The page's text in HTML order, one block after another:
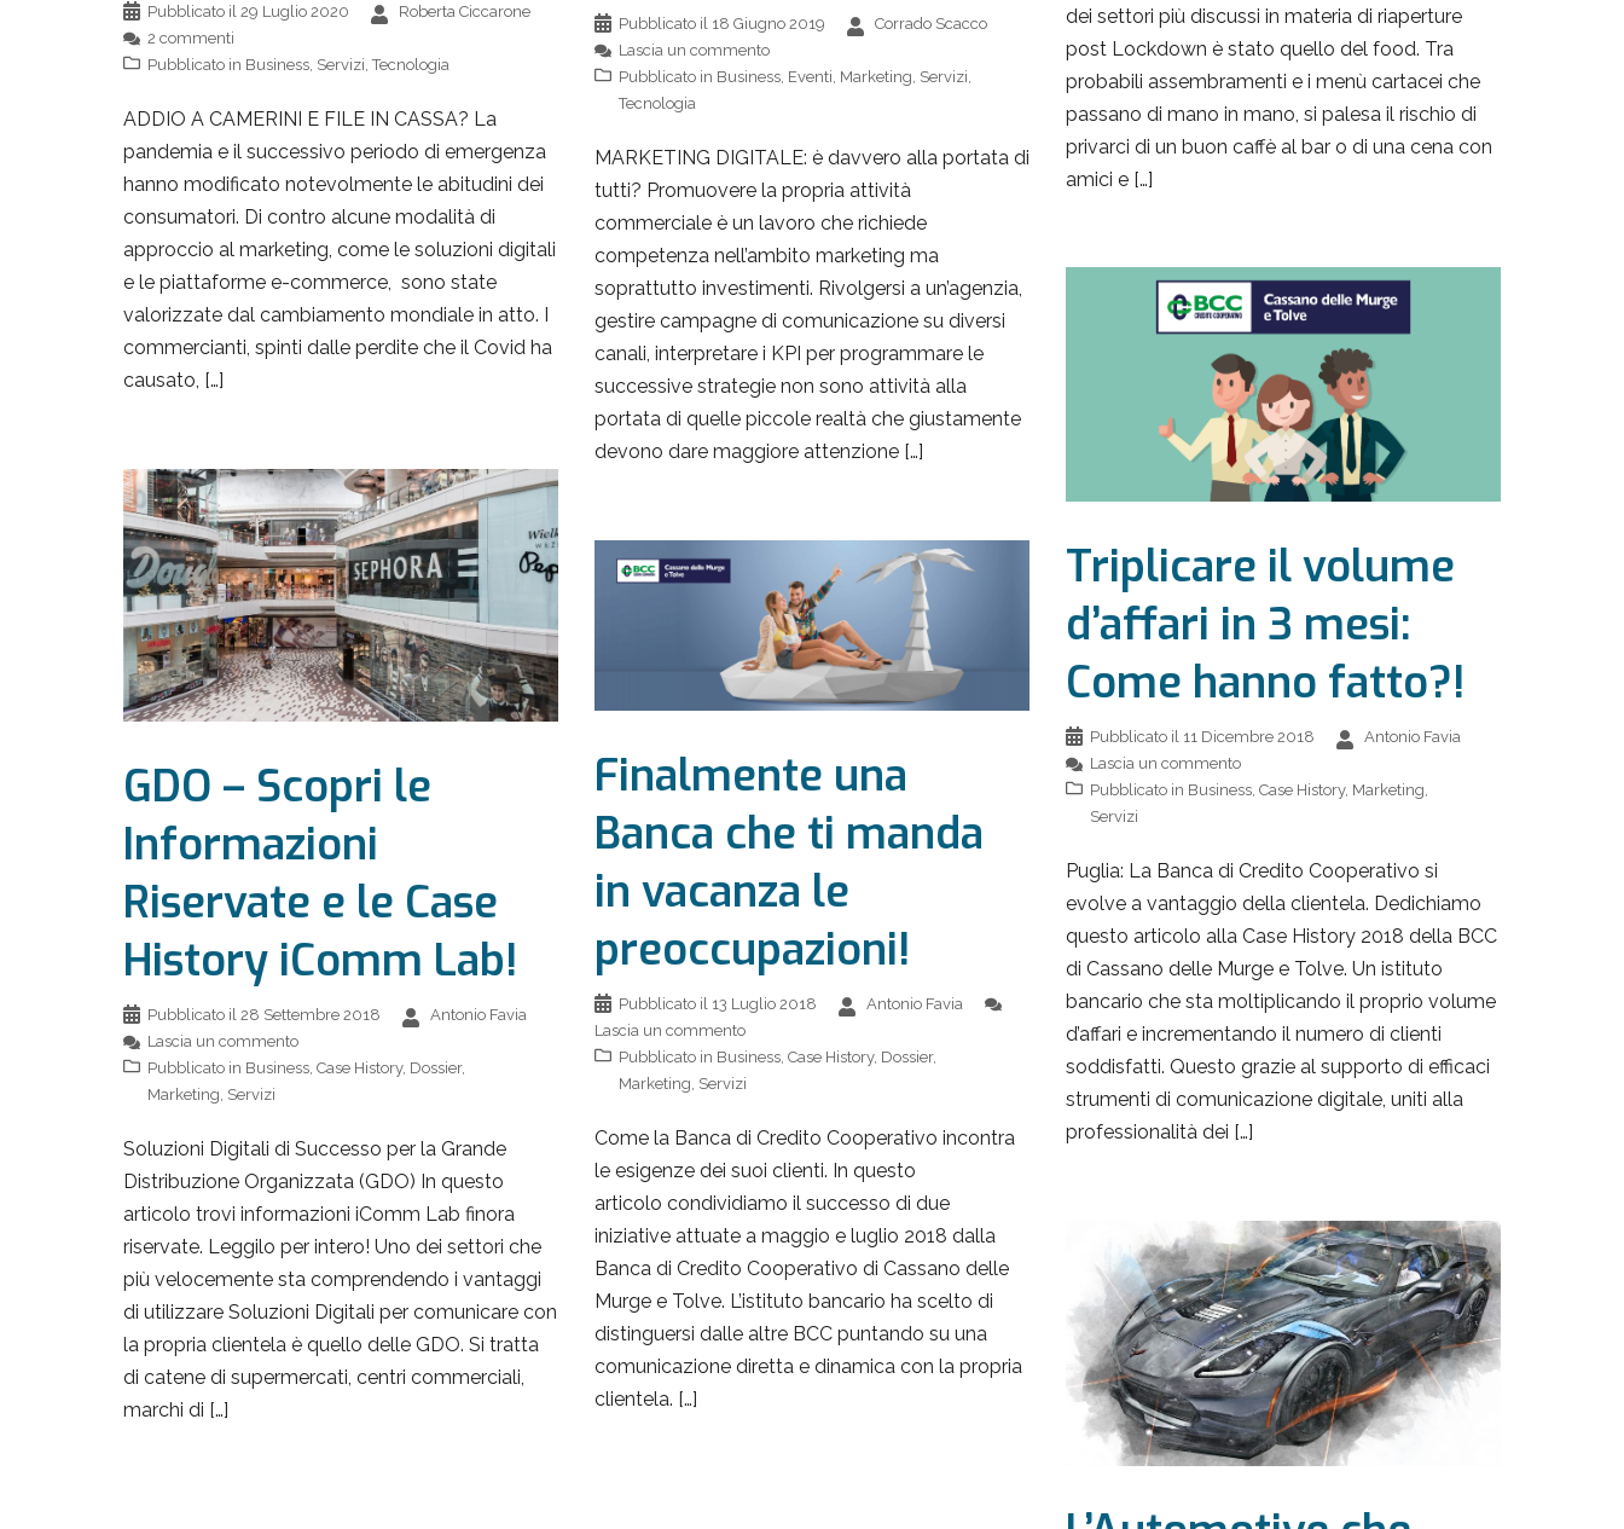
Pubblicato il 29 Luglio 2020
Roberta Ciccarone
2 commenti
Pubblicato in Business Servizi ,Tecnologia
ADDIO A CAMERINI E FILE IN CASSA? La
pandemia e il successivo periodo di emergenza
hanno modificato notevolmente le abitudini dei
consumatori. Di contro alcune modalità di
approccio al marketing, come le soluzioni digitali
e le piattaforme e-commerce, sono state
valorizzate dal cambiamento mondiale in atto. I
commercianti, spinti dalle perdite che il Covid ha
causato, […]
dei settori più discussi in materia di riaperture
post Lockdown è stato quello del food. Tra
probabili assembramenti e i menù cartacei che
passano di mano in mano, si palesa il rischio di
privarci di un buon caffè al bar o di una cena con
amici e […]
Pubblicato il 18 Giugno 2019
Corrado Scacco
Lascia un commento
Pubblicato in Business Eventi Marketing Servizi
Tecnologia
MARKETING DIGITALE: è davvero alla portata di
tutti? Promuovere la propria attività
commerciale è un lavoro che richiede
competenza nell’ambito marketing ma
soprattutto investimenti. Rivolgersi a un’agenzia,
gestire campagne di comunicazione su diversi
canali, interpretare i KPI per programmare le
successive strategie non sono attività alla
portata di quelle piccole realtà che giustamente
devono dare maggiore attenzione […]
Triplicare il volume
d’affari in 3 mesi:
Come hanno fatto?!
Pubblicato il 11 Dicembre 2018
Antonio Favia
Lascia un commento
Pubblicato in Business, Case History, Marketing,
Servizi
Puglia: La Banca di Credito Cooperativo si
evolve a vantaggio della clientela. Dedichiamo
questo articolo alla Case History 2018 della BCC
di Cassano delle Murge e Tolve. Un istituto
bancario che sta moltiplicando il proprio volume
d’affari e incrementando il numero di clienti
soddisfatti. Questo grazie al supporto di efficaci
strumenti di comunicazione digitale, uniti alla
professionalità dei […]
GDO – Scopri le
Informazioni
Riservate e le Case
History iComm Lab!
Pubblicato il 28 Settembre 2018
Antonio Favia
Lascia un commento
Pubblicato in Business, Case History, Dossier,
Marketing, Servizi
Soluzioni Digitali di Successo per la Grande
Distribuzione Organizzata (GDO) In questo
articolo trovi informazioni iComm Lab finora
riservate. Leggilo per intero! Uno dei settori che
più velocemente sta comprendendo i vantaggi
di utilizzare Soluzioni Digitali per comunicare con
la propria clientela è quello delle GDO. Si tratta
di catene di supermercati, centri commerciali,
marchi di […]
Finalmente una
Banca che ti manda
in vacanza le
preoccupazioni!
Pubblicato il 13 Luglio 2018
Antonio Favia
Lascia un commento
Pubblicato in Business Case History, Dossier,
Marketing Servizi
Come la Banca di Credito Cooperativo incontra
le esigenze dei suoi clienti. In questo
articolo condividiamo il successo di due
iniziative attuate a maggio e luglio 2018 dalla
Banca di Credito Cooperativo di Cassano delle
Murge e Tolve. L’istituto bancario ha scelto di
distinguersi dalle altre BCC puntando su una
comunicazione diretta e dinamica con la propria
clientela. […]